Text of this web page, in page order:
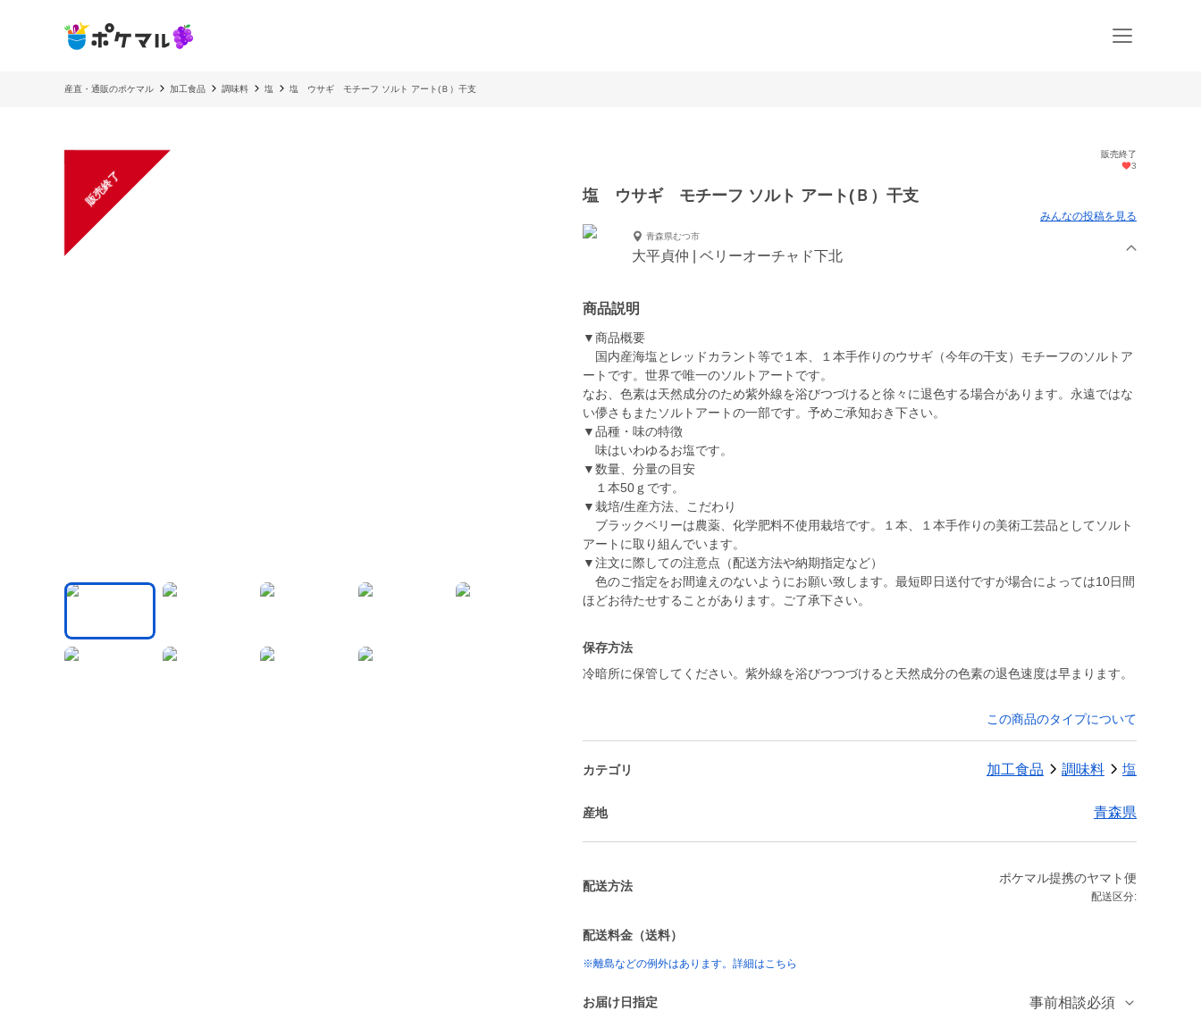
産直・通販のポケマル 加工食品 調味料 塩 塩 ウサギ モチーフ ソルト アート(Ｂ）干支
販売終了
販売終了
3
塩 ウサギ モチーフ ソルト アート(Ｂ）干支
みんなの投稿を見る
青森県むつ市
大平貞仲 | ベリーオーチャド下北
商品説明
▼商品概要
国内産海塩とレッドカラント等で１本、１本手作りのウサギ（今年の干支）モチーフのソルトア
ートです。世界で唯一のソルトアートです。
なお、色素は天然成分のため紫外線を浴びつづけると徐々に退色する場合があります。永遠ではな
い儚さもまたソルトアートの一部です。予めご承知おき下さい。
▼品種・味の特徴
味はいわゆるお塩です。
▼数量、分量の目安
１本50ｇです。
▼栽培/生産方法、こだわり
ブラックベリーは農薬、化学肥料不使用栽培です。１本、１本手作りの美術工芸品としてソルト
アートに取り組んでいます。
▼注文に際しての注意点（配送方法や納期指定など）
色のご指定をお間違えのないようにお願い致します。最短即日送付ですが場合によっては10日間
ほどお待たせすることがあります。ご了承下さい。
保存方法
冷暗所に保管してください。紫外線を浴びつつづけると天然成分の色素の退色速度は早まります。
この商品のタイプについて
カテゴリ 加工食品 調味料 塩
産地 青森県
配送方法
ポケマル提携のヤマト便
配送区分:
配送料金（送料）
※離島などの例外はあります。詳細はこちら
お届け日指定 事前相談必須